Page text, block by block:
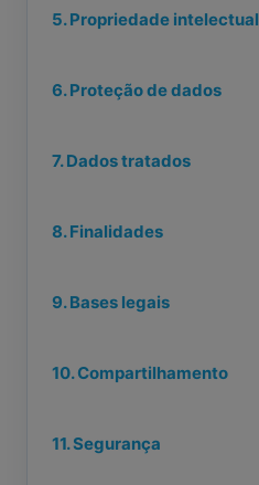
5. Propriedade intelectual
6. Proteção de dados
7. Dados tratados
8. Finalidades
9. Bases legais
10. Compartilhamento
11. Segurança